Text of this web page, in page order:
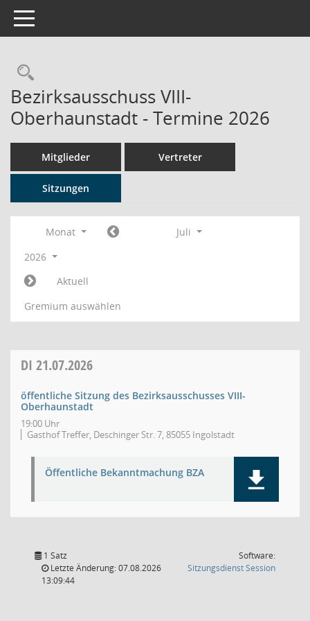
Toggle navigation
Rechercheauswahl
Bezirksausschuss VIII-
Oberhaunstadt - Termine 2026
Mitglieder Vertreter
Sitzungen
Monat
Juli
2026
Aktuell
Gremium auswählen
DI 21.07.2026
öffentliche Sitzung des Bezirksausschusses VIII-
Oberhaunstadt
19:00 Uhr
Gasthof Treffer, Deschinger Str. 7, 85055 Ingolstadt
Öffentliche Bekanntmachung BZA
1 Satz
Letzte Änderung: 07.08.2026
13:09:44
Software:
SitzungsdienstSession(Wird in